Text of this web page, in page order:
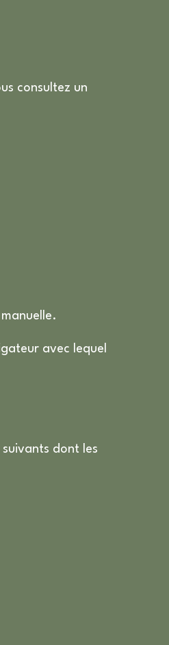
ÉQUITABLE
consultez un
avec lequel
dont les